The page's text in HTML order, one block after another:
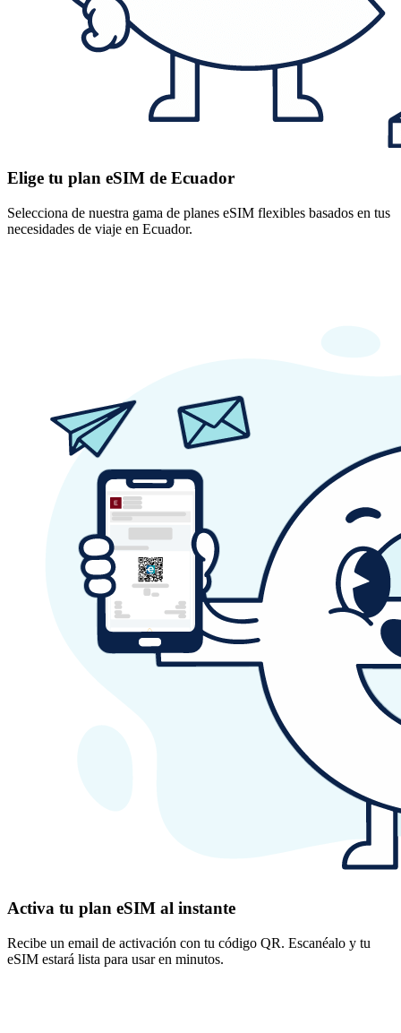
Elige tu plan eSIM de Ecuador
Selecciona de nuestra gama de planes eSIM flexibles basados en tus
necesidades de viaje en Ecuador.
Activa tu plan eSIM al instante
Recibe un email de activación con tu código QR. Escanéalo y tu
eSIM estará lista para usar en minutos.